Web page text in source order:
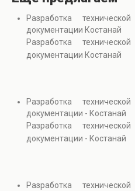
Разработка технической
документации Костанай
Разработка технической
документации Костанай
Разработка технической
документации - Костанай
Разработка технической
документации - Костанай
Разработка технической